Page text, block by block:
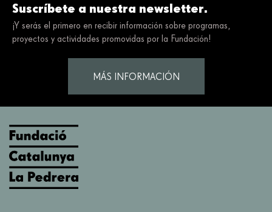
Suscríbete a nuestra newsletter.
¡Y serás el primero en recibir información sobre programas,
proyectos y actividades promovidas por la Fundación!
MÁS INFORMACIÓN